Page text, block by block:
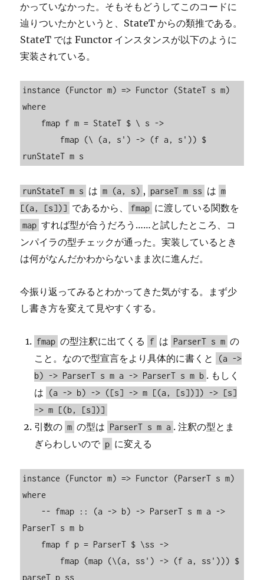
かっていなかった。そもそもどうしてこのコードに
辿りついたかというと、StateT からの類推である。
StateT では Functor インスタンスが以下のように
実装されている。
instance (Functor m) => Functor (StateT s m)
where
runStateT m s
runStateT m s は m (a, s) , parseT m ss は m
[(a, [s])] であるから、 fmap に渡している関数を
map すれば型が合うだろう……と試したところ、コ
ンパイラの型チェックが通った。実装しているとき
は何がなんだかわからないまま次に進んだ。
今振り返ってみるとわかってきた気がする。まず少
し書き方を変えて見やすくする。
fmap の型注釈に出てくる f は ParserT s m の
こと。なので型宣言をより具体的に書くと
(a ->
b) -> ParserT s m a -> ParserT s m b . もしく
は
(a -> b) -> ([s] -> m [(a, [s])]) -> [s]
-> m [(b, [s])]
引数の m の型は ParserT s m a . 注釈の型とま
ぎらわしいので p に変える
instance (Functor m) => Functor (ParserT s m)
where
ParserT s m b
parseT p ss